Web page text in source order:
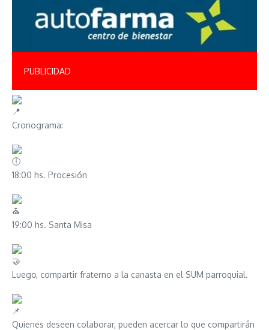
PUBLICIDAD
Cronograma:
18:00 hs. Procesión
19:00 hs. Santa Misa
Luego, compartir fraterno a la canasta en el SUM parroquial.
Quienes deseen colaborar, pueden acercar lo que compartirán